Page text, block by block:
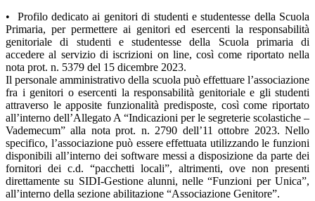
• Profilo dedicato ai genitori di studenti e studentesse della Scuola
Primaria, per permettere ai genitori ed esercenti la responsabilità
genitoriale di studenti e studentesse della Scuola primaria di
accedere al servizio di iscrizioni on line, così come riportato nella
nota prot. n. 5379 del 15 dicembre 2023.
Il personale amministrativo della scuola può effettuare l’associazione
fra i genitori o esercenti la responsabilità genitoriale e gli studenti
attraverso le apposite funzionalità predisposte, così come riportato
all’interno dell’Allegato A “Indicazioni per le segreterie scolastiche –
Vademecum” alla nota prot. n. 2790 dell’11 ottobre 2023. Nello
specifico, l’associazione può essere effettuata utilizzando le funzioni
disponibili all’interno dei software messi a disposizione da parte dei
fornitori dei c.d. “pacchetti locali”, altrimenti, ove non presenti
direttamente su SIDI-Gestione alunni, nelle “Funzioni per Unica”,
all’interno della sezione abilitazione “Associazione Genitore”.